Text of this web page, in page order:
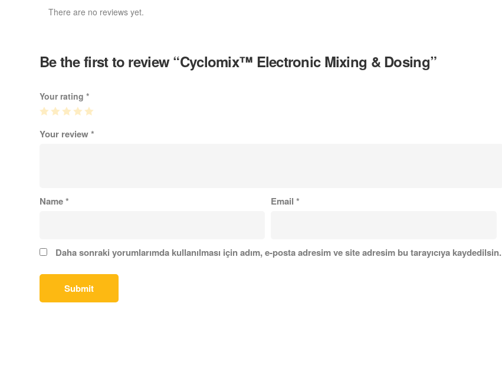
There are no reviews yet.
Be the first to review “Cyclomix™ Electronic Mixing & Dosing”
Your rating *
Your review*
Name* Email*
Daha sonraki yorumlarımda kullanılması için adım, e-posta adresim ve site adresim bu tarayıcıya kaydedilsin.